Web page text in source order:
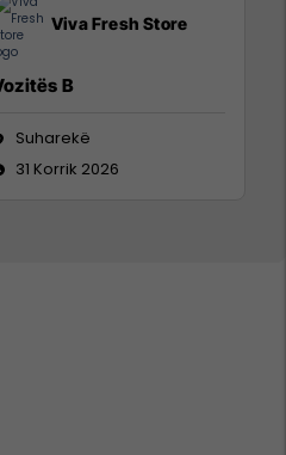
Viva Fresh Store
B
Suharekë
31 Korrik 2026